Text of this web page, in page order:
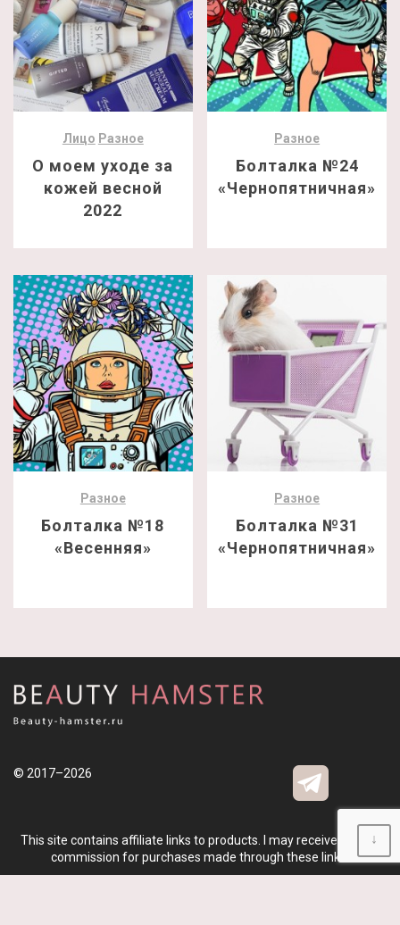
Лицо Разное
О моем уходе за
кожей весной
2022
Разное
Болталка №24
«Чернопятничная»
Разное
Болталка №18
«Весенняя»
Разное
Болталка №31
«Чернопятничная»
© 2017–2026
This site contains affiliate links to products. I may receive a small
commission for purchases made through these links.
↓